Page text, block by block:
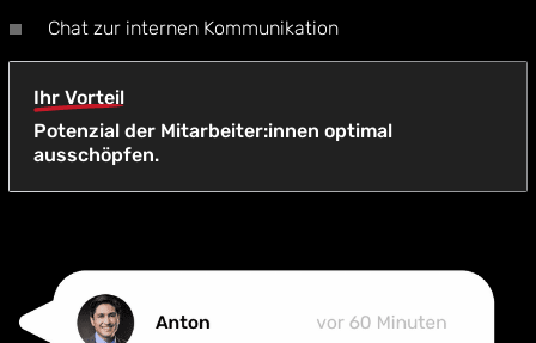
Chat zur internen Kommunikation
Ihr Vorteil
Potenzial der Mitarbeiter:innen optimal
ausschöpfen.